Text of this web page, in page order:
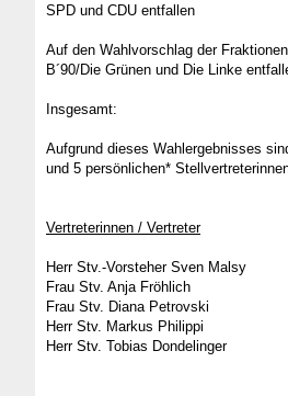
SPD und
Auf den Wahlvorschlag der Fraktionen
B´90/Die Grünen
Aufgrund dieses Wahlergebnisses
und 5 persönlichen*
Vertreterinnen / Vertreter
Herr Stv.-Vorsteher Sven
Frau Stv. Anja Fröhlich
Frau Stv. Diana
Herr Stv. Markus Philippi
Herr Stv. Tobias